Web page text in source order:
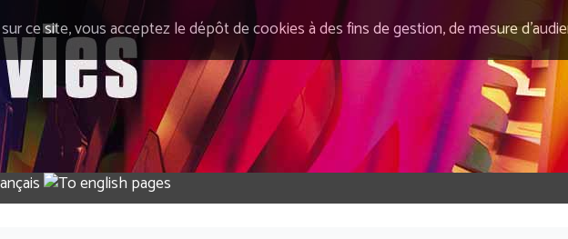
ce site, vous acceptez le dépôt de cookies à des fins de gestion, de mesure